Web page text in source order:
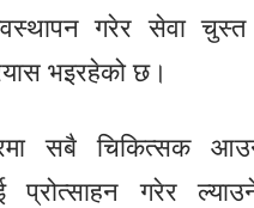
गरेर सेवा चुस्त
भइरहेको छ।
सबै चिकित्सक
प्रोत्साहन गरेर